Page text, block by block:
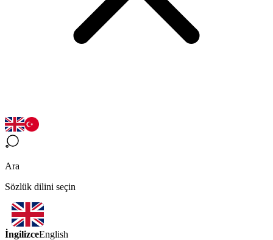
Ara
Sözlük dilini seçin
İngilizceEnglish